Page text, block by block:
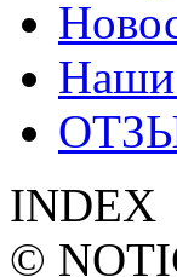
Наши
INDEX
©